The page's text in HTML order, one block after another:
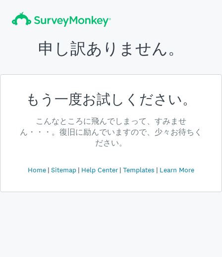
申し訳ありません。
もう一度お試しください。
こんなところに飛んでしまって、すみませ
ん・・・。復旧に励んでいますので、少々お待ちく
ださい。
Home Sitemap Help Center Templates Learn More